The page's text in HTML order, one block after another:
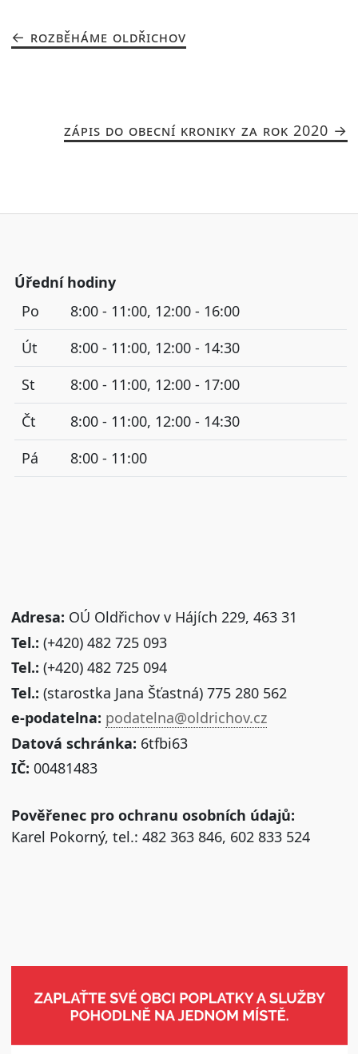
ROZBĚHÁME OLDŘICHOV
ZÁPIS DO OBECNÍ KRONIKY ZA ROK 2020
Úřední hodiny
Po
8:00 - 11:00, 12:00 - 16:00
Út
8:00 - 11:00, 12:00 - 14:30
St
8:00 - 11:00, 12:00 - 17:00
Čt
8:00 - 11:00, 12:00 - 14:30
Pá
8:00 - 11:00
Adresa: OÚ Oldřichov v Hájích 229, 463 31
Tel.: (+420) 482 725 093
Tel.: (+420) 482 725 094
Tel.: (starostka Jana Šťastná) 775 280 562
e-podatelna: podatelna@oldrichov.cz
Datová schránka: 6tfbi63
IČ: 00481483
Pověřenec pro ochranu osobních údajů:
Karel Pokorný, tel.: 482 363 846, 602 833 524